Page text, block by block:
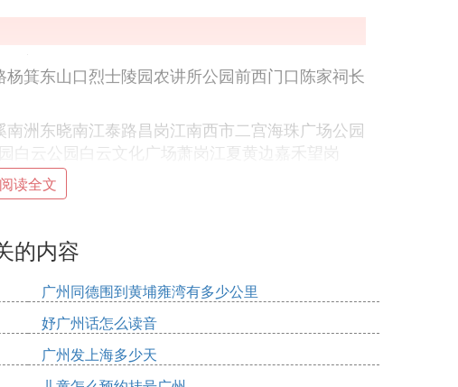
箕东山口烈士陵园农讲所公园前西门口陈家祠长
洲东晓南江泰路昌岗江南西市二宫海珠广场公园
白云公园白云文化广场萧岗江夏黄边嘉禾望岗
桥体育西路珠江新城广州塔（赤岗塔）客村大塘
岗白云大道北永泰同和京溪南方医院梅花园燕塘
学城北大学城南新造石碁海傍低涌东涌黄阁汽车
火车站小北淘金区庄动物园杨箕五羊邨珠江新城
地大沙东文冲
阅读全文
的内容
广州同德围到黄埔雍湾有多少公里
妤广州话怎么读音
广州发上海多少天